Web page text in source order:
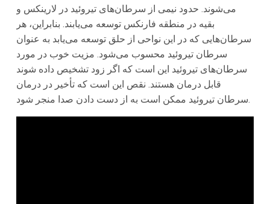
می‌شوند. حدود نیمی از سرطان‌های تیروئید در لارینکس و
بقیه در منطقه فارنکس توسعه می‌یابند. بنابراین، هر
سرطان‌هایی که در این نواحی از حلق توسعه می‌یابد به عنوان
سرطان تیروئید محسوب می‌شود. مزیت خوب در مورد
سرطان‌های تیروئید این است که اگر زود تشخیص داده شوند
قابل درمان هستند. نقص این است که تأخیر در درمان
سرطان تیروئید ممکن است به از دست دادن صدا منجر شود.